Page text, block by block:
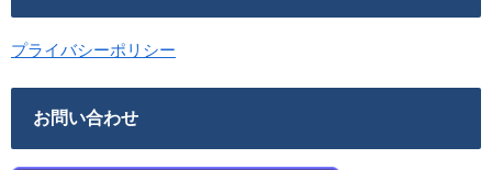
プライバシーポリシー
お問い合わせ